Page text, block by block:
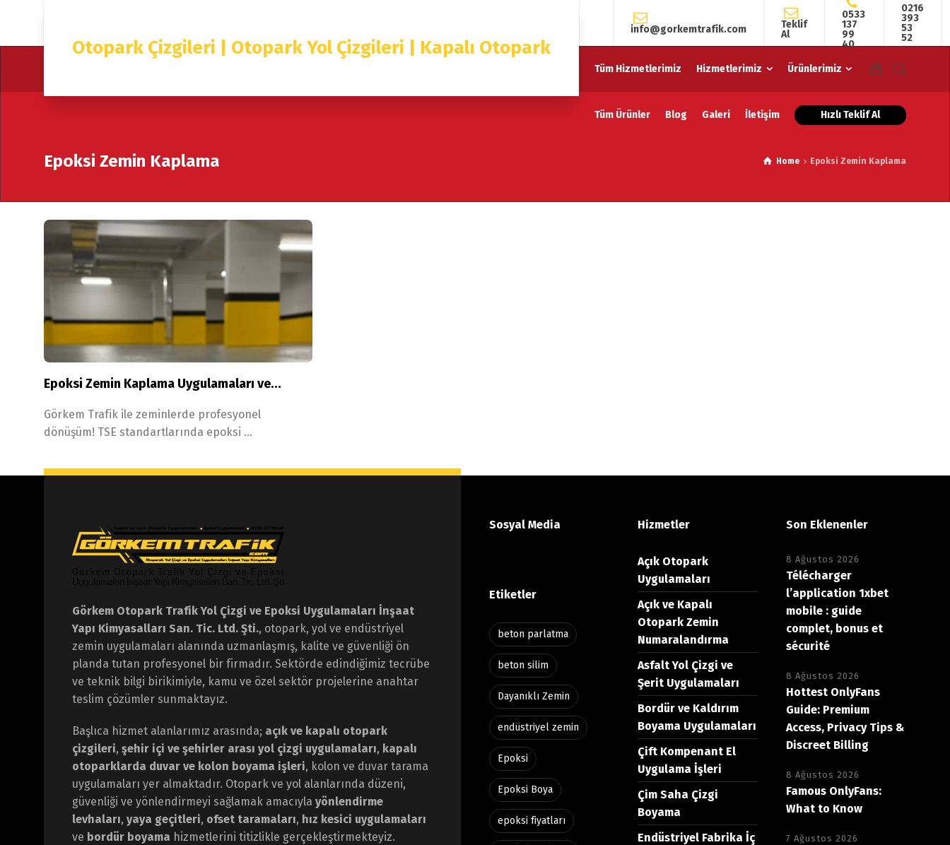
Otopark Çizgileri | Otopark Yol Çizgileri | Kapalı Otopark
info@gorkemtrafik.com
Teklif
Al
0533
137
99
40
0216
393
53
52
Anasayfa Hakkımızda Referanslarımız
Tüm Hizmetlerimiz Hizmetlerimiz Ürünlerimiz
Tüm Ürünler Blog Galeri İletişim Hızlı Teklif Al
Epoksi Zemin Kaplama Home Epoksi Zemin Kaplama
Epoksi Zemin Kaplama Uygulamaları ve
Görkem Trafik ile zeminlerde profesyonel
dönüşüm! TSE standartlarında epoksi
çözümlerimizle fabrikalardan ofislere
Görkem Otopark Trafik Yol Çizgi ve Epoksi Uygulamaları İnşaat
Yapı Kimyasalları San. Tic. Ltd. Şti., otopark, yol ve endüstriyel
zemin uygulamaları alanında uzmanlaşmış, kalite ve güvenliği ön
planda tutan profesyonel bir firmadır. Sektörde edindiğimiz tecrübe
ve teknik bilgi birikimiyle, kamu ve özel sektör projelerine anahtar
teslim çözümler sunmaktayız.
Başlıca hizmet alanlarımız arasında; açık ve kapalı otopark
çizgileri, şehir içi ve şehirler arası yol çizgi uygulamaları, kapalı
otoparklarda duvar ve kolon boyama işleri, kolon ve duvar tarama
uygulamaları yer almaktadır. Otopark ve yol alanlarında düzeni,
güvenliği ve yönlendirmeyi sağlamak amacıyla yönlendirme
levhaları, yaya geçitleri, ofset taramaları, hız kesici uygulamaları
ve bordür boyama hizmetlerini titizlikle gerçekleştirmekteyiz.
Sosyal Media
Etiketler
beton parlatma
beton silim
Dayanıklı Zemin
endüstriyel zemin
Epoksi
Epoksi Boya
epoksi fiyatları
Hizmetler
Açık Otopark
Uygulamaları
Açık ve Kapalı
Otopark Zemin
Numaralandırma
Asfalt Yol Çizgi ve
Şerit Uygulamaları
Bordür ve Kaldırım
Boyama Uygulamaları
Çift Kompenant El
Uygulama İşleri
Çim Saha Çizgi
Boyama
Endüstriyel Fabrika İç
Son Eklenenler
8 Ağustos 2026
Télécharger
l’application 1xbet
mobile : guide
complet, bonus et
sécurité
8 Ağustos 2026
Hottest OnlyFans
Guide: Premium
Access, Privacy Tips &
Discreet Billing
8 Ağustos 2026
Famous OnlyFans:
What to Know
7 Ağustos 2026